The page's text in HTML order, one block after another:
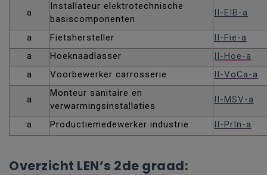
a
Installateur elektrotechnische
basiscomponenten
II-EIB-a
a Fietshersteller
II-Fie-a
a
Hoeknaadlasser
II-Hoe-a
a
Voorbewerker carrosserie II-VoCa-a
a
Monteur sanitaire en
verwarmingsinstallaties
II-MSV-a
a Productiemedewerker industrie II-PrIn-a
Overzicht LEN’s 2de graad: